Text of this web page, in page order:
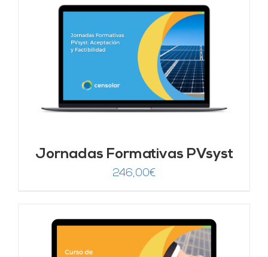
Jornadas Formativas PVsyst
246,00€